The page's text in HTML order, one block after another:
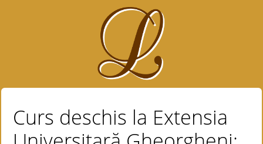
Curs deschis la Extensia